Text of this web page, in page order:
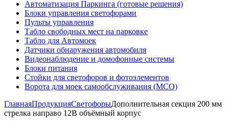
Автоматизация Паркинга (готовые решения)
Блоки управления светофорами
Пульты управления
Табло свободных мест на парковке
Табло для Автомоек
Датчики обнаружения автомобиля
Видеонаблюдение и домофонные системы
Блоки питания
Стойки для светофоров и фотоэлементов
Ворота для моек самообслуживания (МСО)
ГлавнаяПродукцияСветофорыДополнительная секция 200 мм
стрелка направо 12В объёмный корпус